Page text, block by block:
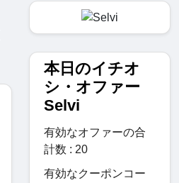
本日のイチオ
シ・オファー
Selvi
有効なオファーの合
計数 : 20
有効なクーポンコー